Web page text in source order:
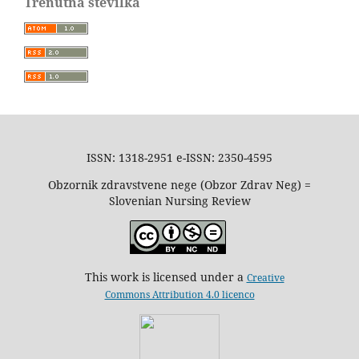
ISSN: 1318-2951 e-ISSN: 2350-4595
Obzornik zdravstvene nege (Obzor Zdrav Neg) =
Slovenian Nursing Review
This work is licensed under a Creative
Commons Attribution 4.0 licenco